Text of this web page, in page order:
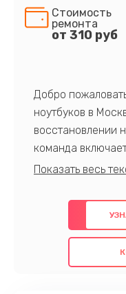
Стоимость
ремонта
от 310 руб
Добро
ноутбуков в
восстановлении
команда
профессионалов
предлагаем
использованием
также
проведенных